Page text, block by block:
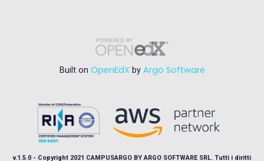
Built on OpenEdX by Argo Software
v.1.5.0 - Copyright 2021 CAMPUSARGO BY ARGO SOFTWARE SRL. Tutti i diritti